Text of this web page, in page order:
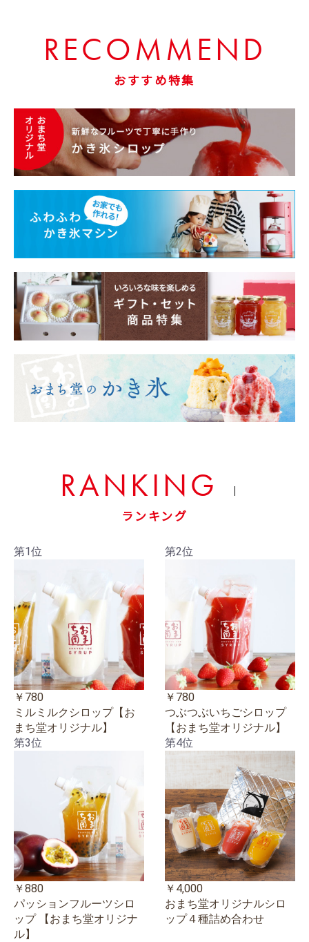
お買い物を続ける カートへ進む
RECOMMEND
おすすめ特集
RANKING
ランキング
第1位
￥780
ミルミルクシロップ【お
まち堂オリジナル】
第2位
￥780
つぶつぶいちごシロップ
【おまち堂オリジナル】
第3位
￥880
パッションフルーツシロ
ップ 【おまち堂オリジナ
ル】
第4位
￥4,000
おまち堂オリジナルシロ
ップ４種詰め合わせ